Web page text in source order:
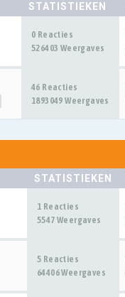
STATISTIEKEN
0 Reacties
526403 Weergaves
46 Reacties
1893049 Weergaves
STATISTIEKEN
1 Reacties
5547 Weergaves
5 Reacties
64406 Weergaves